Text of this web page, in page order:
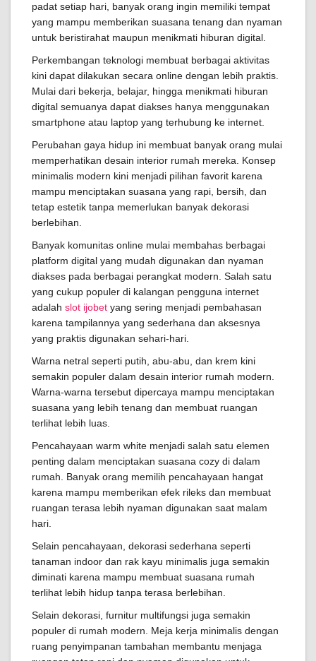
padat setiap hari, banyak orang ingin memiliki tempat
yang mampu memberikan suasana tenang dan nyaman
untuk beristirahat maupun menikmati hiburan digital.
Perkembangan teknologi membuat berbagai aktivitas
kini dapat dilakukan secara online dengan lebih praktis.
Mulai dari bekerja, belajar, hingga menikmati hiburan
digital semuanya dapat diakses hanya menggunakan
smartphone atau laptop yang terhubung ke internet.
Perubahan gaya hidup ini membuat banyak orang mulai
memperhatikan desain interior rumah mereka. Konsep
minimalis modern kini menjadi pilihan favorit karena
mampu menciptakan suasana yang rapi, bersih, dan
tetap estetik tanpa memerlukan banyak dekorasi
berlebihan.
Banyak komunitas online mulai membahas berbagai
platform digital yang mudah digunakan dan nyaman
diakses pada berbagai perangkat modern. Salah satu
yang cukup populer di kalangan pengguna internet
adalah slot ijobet yang sering menjadi pembahasan
karena tampilannya yang sederhana dan aksesnya
yang praktis digunakan sehari-hari.
Warna netral seperti putih, abu-abu, dan krem kini
semakin populer dalam desain interior rumah modern.
Warna-warna tersebut dipercaya mampu menciptakan
suasana yang lebih tenang dan membuat ruangan
terlihat lebih luas.
Pencahayaan warm white menjadi salah satu elemen
penting dalam menciptakan suasana cozy di dalam
rumah. Banyak orang memilih pencahayaan hangat
karena mampu memberikan efek rileks dan membuat
ruangan terasa lebih nyaman digunakan saat malam
hari.
Selain pencahayaan, dekorasi sederhana seperti
tanaman indoor dan rak kayu minimalis juga semakin
diminati karena mampu membuat suasana rumah
terlihat lebih hidup tanpa terasa berlebihan.
Selain dekorasi, furnitur multifungsi juga semakin
populer di rumah modern. Meja kerja minimalis dengan
ruang penyimpanan tambahan membantu menjaga